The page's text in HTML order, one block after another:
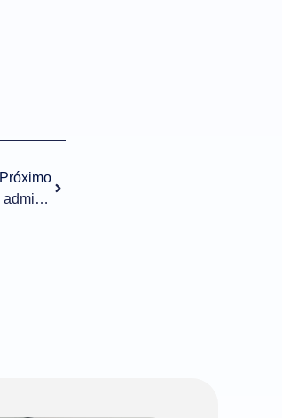
Próximo
Importação n° 053/2022 – Alteração de tratamento administrativo – Lítio e seus derivados – CNEN